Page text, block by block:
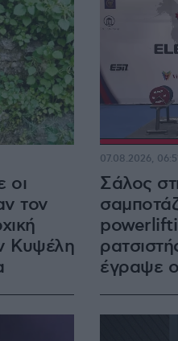
οι
τον
Κυψέλη
Σάλος
έγραψε
07.08.2026, 06:51